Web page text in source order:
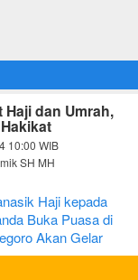
Haji dan Umrah,
10:00 WIB
SH MH
Haji kepada
Buka Puasa di
Akan Gelar